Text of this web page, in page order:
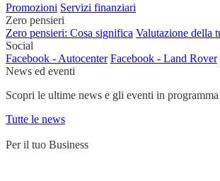
Promozioni Servizi finanziari
Zero pensieri
Zero pensieri: Cosa significa Valutazione della
Social
Facebook - Autocenter Facebook - Land Rover
News ed eventi
Scopri le ultime news e gli eventi in
Tutte le news
Per il tuo Business